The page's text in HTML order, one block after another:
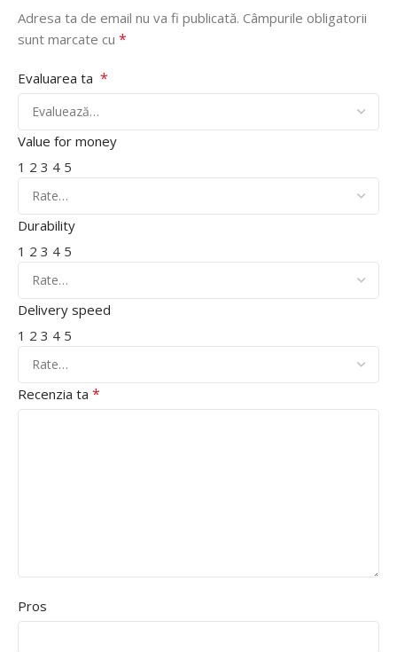
Adresa ta de email nu va fi publicată. Câmpurile obligatorii
sunt marcate cu *
Evaluarea ta *
Value for money
1 2 3 4 5
Durability
1 2 3 4 5
Delivery speed
1 2 3 4 5
Recenzia ta *
Pros